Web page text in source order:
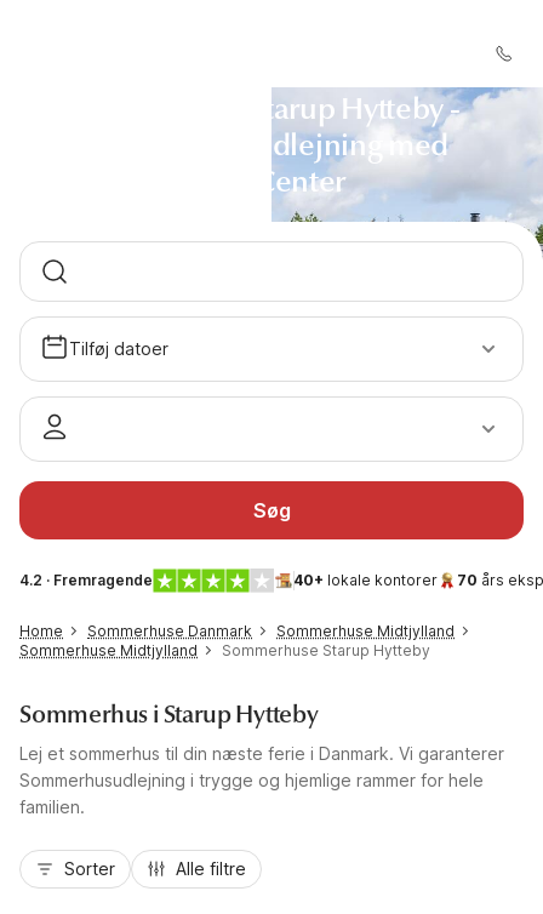
Sommerhus Starup Hytteby -
Sommerhusudlejning med
DanCenter
Tilføj datoer
Søg
4.2 · Fremragende 40+ lokale kontorer 70 års
Home Sommerhuse Danmark
Sommerhuse Midtjylland
Sommerhuse Midtjylland
Sommerhuse Starup Hytteby
Sommerhus i Starup Hytteby
Lej et sommerhus til din næste ferie i Danmark. Vi garanterer
Sommerhusudlejning i trygge og hjemlige rammer for hele
familien.
Sorter Alle filtre